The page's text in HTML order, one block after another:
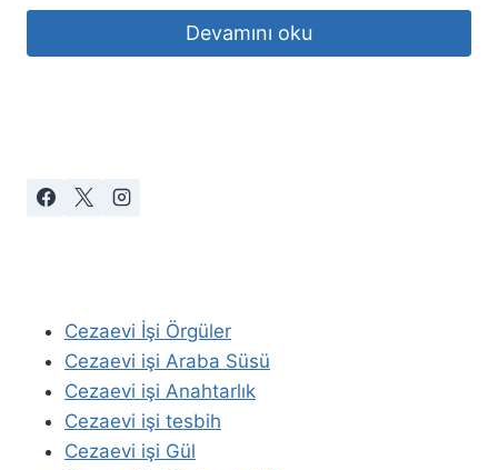
Devamını oku
Cezaevi İşi Örgüler
Cezaevi işi Araba Süsü
Cezaevi işi Anahtarlık
Cezaevi işi tesbih
Cezaevi işi Gül